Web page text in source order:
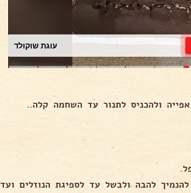
עוגת שוקולד
ולהכניס לתנור עד השחמה קלה..
להבה ולבשל עד לספיגת הנוזלים ועד